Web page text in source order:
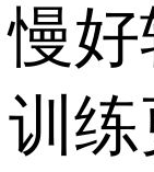
慢
训练